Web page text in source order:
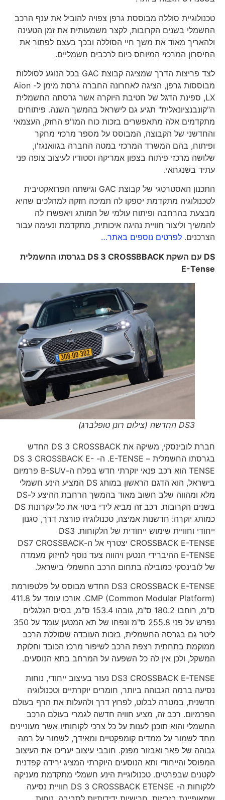
טכנולוגיית סוללה מבוססת גרפן צפויה להוביל את ענף הרכב
החשמלי בשנים הקרובות, לקצר משמעותית את זמן הטעינה
ולהאריך מאוד את משך חיי הסוללה ובכך בעצם לפתור את
החיסרון המרכזי המיוחס כיום לרכבים חשמליים.
לצד פריצות הדרך שמציגה קבוצת GAC בכל הנוגע לסוללות
מבוססות גרפן, הציגה לאחרונה החברה גרסת מימן ל- Aion
LX, ספינת הדגל של חטיבת היוקרה אשר גרסתה החשמלית
ה"קונבנציונאלית" תגיע גם לישראל בהמשך השנה. פיתוחים
מתקדמים אלה מתאפשרים בזכות כוח המו"פ החזק, העצמאי
והחדשני של הקבוצה, המבוסס על מספר מרכזי מחקר
ופיתוח, בהם המשרד המרכזי במטה החברה בגוואנגז'ו,
שלושה מרכזי פיתוח בצפון אמריקה וסטודיו לעיצוב צופה פני
עתיד בשנגחאי.
התכנון האסטרטגי של קבוצת GAC וגישתה הפרואקטיבית
לטכנולוגיה מתקדמת יספקו לה תמיכה חזקה למהלכים שהיא
מבצעת בהרחבה ופיתוח עולמי של המותג ויאפשרו לה
להמשיך וליצור חוויית נהיגה איכותית, מתקדמת ונעימה עבור
הצרכנים.לפרטים נוספים באתר…
DSעם השקתDS 3 CROSSBBACKבגרסתו החשמלית
E-Tense
DS3 החדשה (צילום רונן טופלברג)
חברת לובינסקי, משיקה את DS 3 CROSSBACK החדש
בגרסתו החשמלית – E-TENSE. ה- DS 3 CROSSBACK E-
TENSE הוא רכב פנאי יוקרתי חדש בפלח ה-B-SUV פרמיום
בישראל, הוא הדגם הראשון במותג DS המציע הינע חשמלי
מלא ומהווה שלב חשוב מאוד בהמשך הרחבת ההיצע ל-DS
בשנים הקרובות. רכב זה מביא לידי ביטוי את כל עקרונות DS
כמותג יוקרה: חדשנות אמיצה, טכנולוגיה פורצת דרך, סגנון
ייחודי וחוויית שימוש ייחודית של הלקוחות. DS3
CROSSBACK E-TENSE יצטרף אל ה-DS7 CROSSBACK
E-TENSE ההיברידי הנטען ויהווה צעד נוסף לחיזוק מעמדה
של לובינסקי כמובילה בתחום הרכב החשמלי בישראל.
DS3 CROSSBACK E-TENSE החדש מבוסס על פלטפורמת
CMP (Common Modular Platform). אורכו עומד על 411.8
ס"מ, רוחבו 180.2 ס"מ, גובהו 153.4 ס"מ, בסיס הגלגלים
נפרש על פני 255.8 ס"מ ונפחו של תא המטען עומד על 350
ליטר גם בגרסה החשמלית, בזכות העובדה שסוללת הרכב
ממוקמת בתחתית רצפת הרכב לשיפור מרכז הכובד וחלוקת
המשקל, ולכן אין לה כל השפעה על המרחב בתא הנוסעים.
DS3 CROSSBACK E-TENSE נעזר בעיצוב ייחודי, נוחות
נסיעה ברמה הגבוהה ביותר, חומרים יוקרתיים וטכנולוגיה
חדשנית, במטרה לבלוט, לפרוץ דרך ולהעלות את הרף בעולם
הפרמיום. רכב זה, מציע חוויה חדשה לגמרי בעולם הרכב
החשמלי והוא תוכנן לענות על כל צרכי לקוחותיו אשר מעוניינים
מחד לשמור על ממדים קומפקטיים ומאידך, לשמור על רמה
גבוהה של פאר ואבזור מפנק. חובבי עיצוב יעריכו את העיצוב
המפוסל והייחודי ותא הנוסעים היוקרתי המציג ירידה קפדנית
לקטנים שבפרטים. טכנולוגיית הינע חשמלי מתקדמת מעניקה
ללקוחות ה- DS 3 CROSSBACK ETENSE חוויית נסיעה